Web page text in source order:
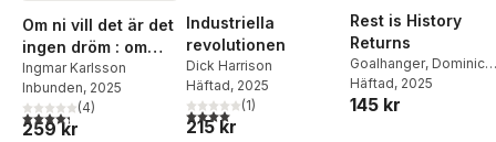
Om ni vill det är det
ingen dröm : om
sionismens historia
Ingmar Karlsson
Inbunden, 2025
4,3utav 5 stjärnor. Totalt antal röster:
(4)
259 kr
Industriella
revolutionen
Dick Harrison
Häftad, 2025
4,0utav 5 stjärnor. Totalt antal röster:
(1)
215 kr
Rest is History
Returns
Goalhanger, Dominic
Sandbrook,Tom
Holland
Häftad, 2025
145 kr